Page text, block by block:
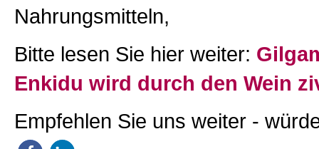
Nahrungsmitteln,
Bitte lesen Sie hier weiter:
Enkidu wird durch den Wein
Empfehlen Sie uns weiter -